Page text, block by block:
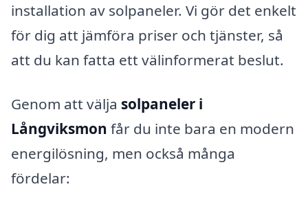
installation av solpaneler. Vi gör det enkelt
för dig att jämföra priser och tjänster, så
att du kan fatta ett välinformerat beslut.
Genom att välja solpaneler i
Långviksmon får du inte bara en modern
energilösning, men också många
fördelar: